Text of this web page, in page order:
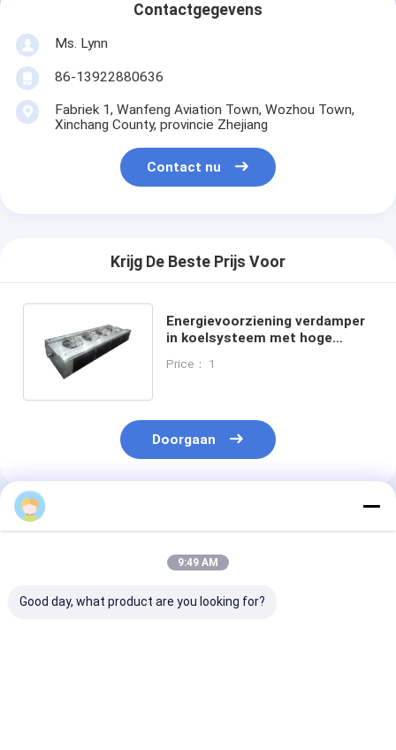
Contactgegevens
Ms. Lynn
86-13922880636
Fabriek 1, Wanfeng Aviation Town, Wozhou Town,
Xinchang County, provincie Zhejiang
Contact nu
Krijg De Beste Prijs Voor
Energievoorziening verdamper
in koelsysteem met hoge
Price： 1
Doorgaan
Geadviseerde Producten
9:49 AM
Good day, what product are you looking for?